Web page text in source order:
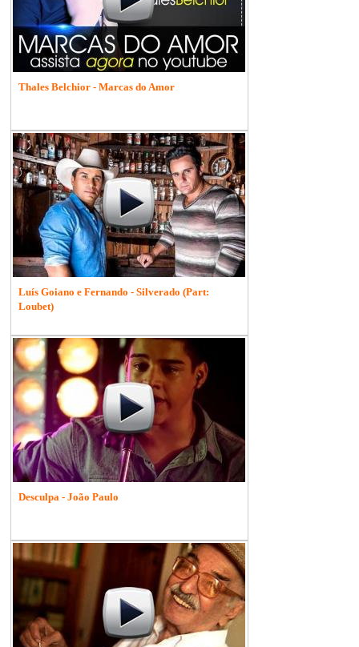
Thales Belchior - Marcas do Amor
Luís Goiano e Fernando - Silverado (Part:
Loubet)
Desculpa - João Paulo